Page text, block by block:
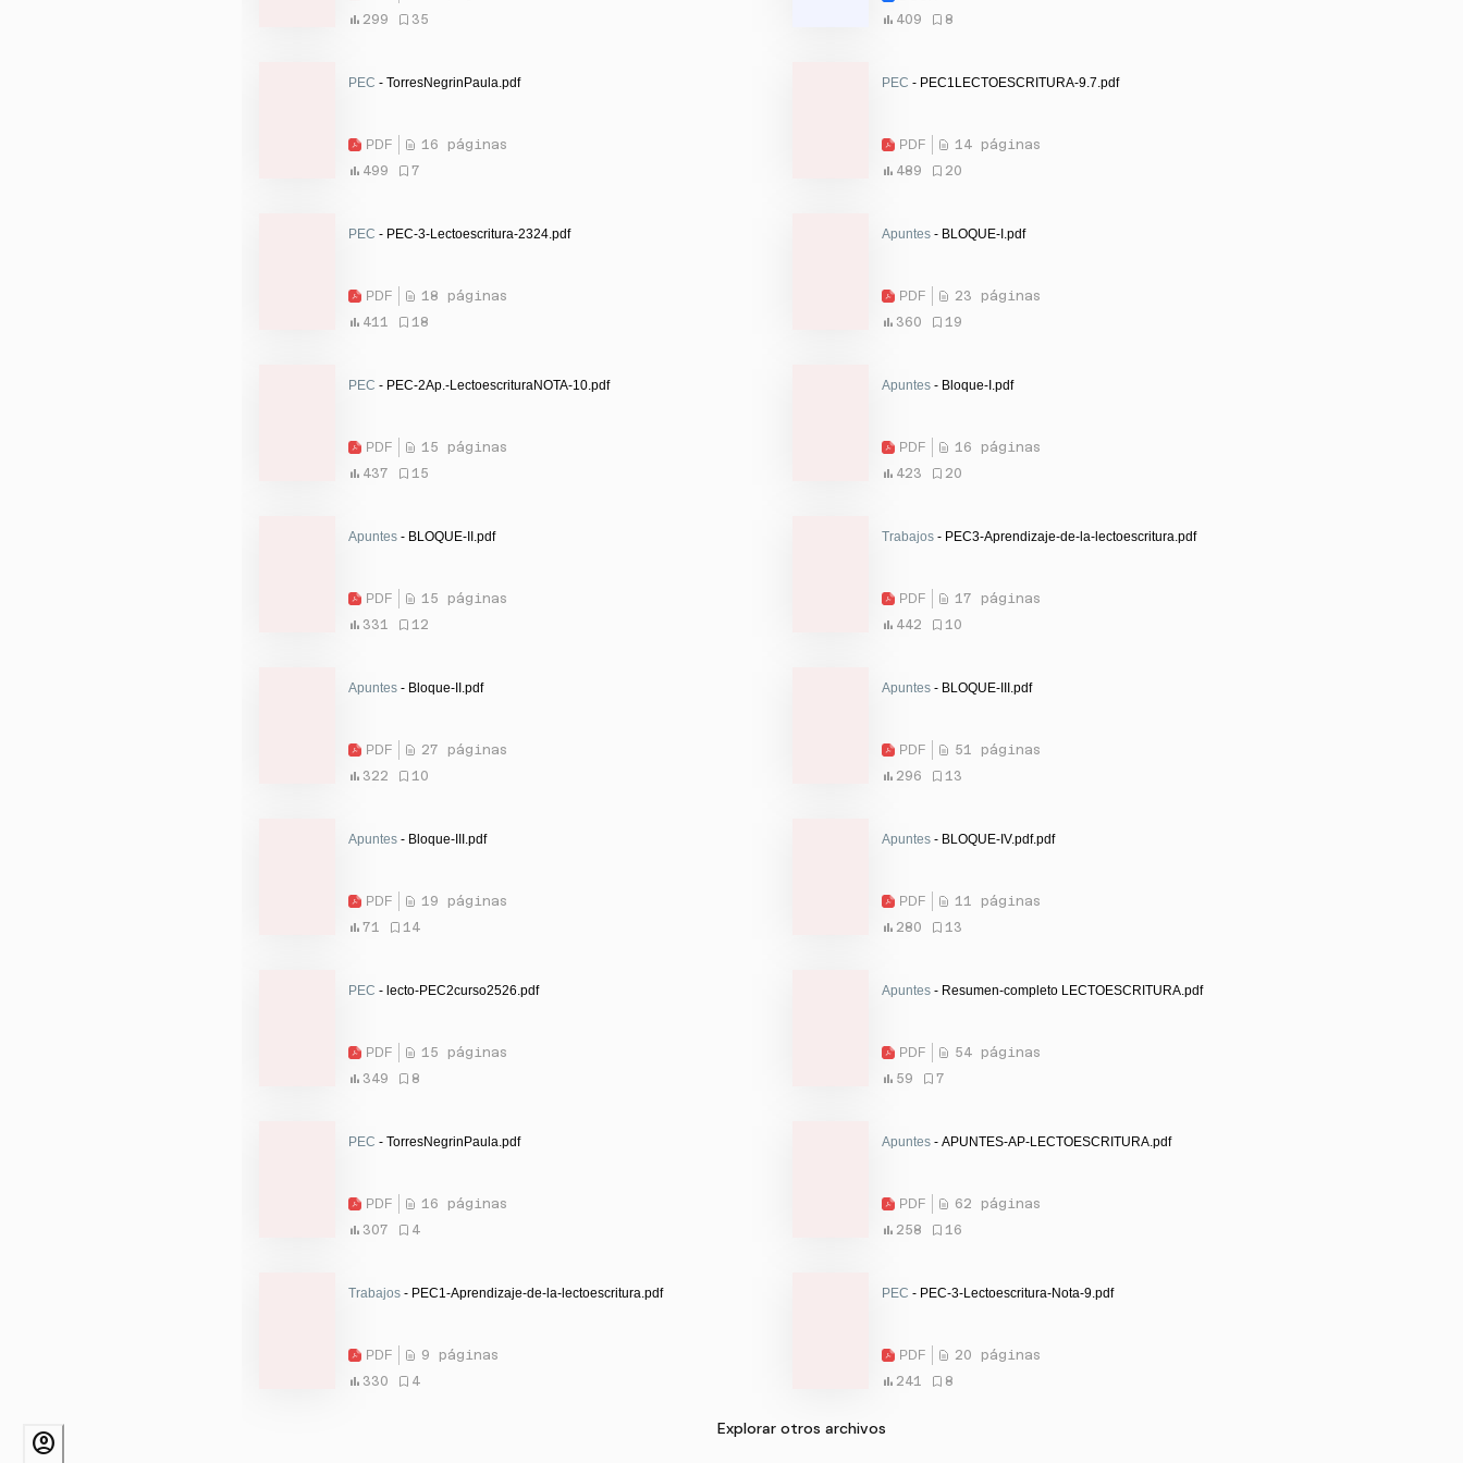
299
35
409
8
PEC - TorresNegrinPaula.pdf
PDF
16 páginas
499
7
PEC - PEC1LECTOESCRITURA-9.7.pdf
PDF
14 páginas
489
20
PEC - PEC-3-Lectoescritura-2324.pdf
PDF
18 páginas
411
18
Apuntes - BLOQUE-I.pdf
PDF
23 páginas
360
19
PEC - PEC-2Ap.-LectoescrituraNOTA-10.pdf
PDF
15 páginas
437
15
Apuntes - Bloque-I.pdf
PDF
16 páginas
423
20
Apuntes - BLOQUE-II.pdf
PDF
15 páginas
331
12
Trabajos - PEC3-Aprendizaje-de-la-lectoescritura.pdf
PDF
17 páginas
442
10
Apuntes - Bloque-II.pdf
PDF
27 páginas
322
10
Apuntes - BLOQUE-III.pdf
PDF
51 páginas
296
13
Apuntes - Bloque-III.pdf
PDF
19 páginas
71
14
Apuntes - BLOQUE-IV.pdf.pdf
PDF
11 páginas
280
13
PEC - lecto-PEC2curso2526.pdf
PDF
15 páginas
349
8
Apuntes - Resumen-completo LECTOESCRITURA.pdf
PDF
54 páginas
59
7
PEC - TorresNegrinPaula.pdf
PDF
16 páginas
307
4
Apuntes - APUNTES-AP-LECTOESCRITURA.pdf
PDF
62 páginas
258
16
Trabajos - PEC1-Aprendizaje-de-la-lectoescritura.pdf
PDF
9 páginas
330
4
PEC - PEC-3-Lectoescritura-Nota-9.pdf
PDF
20 páginas
241
8
Explorar otros archivos
account_circle